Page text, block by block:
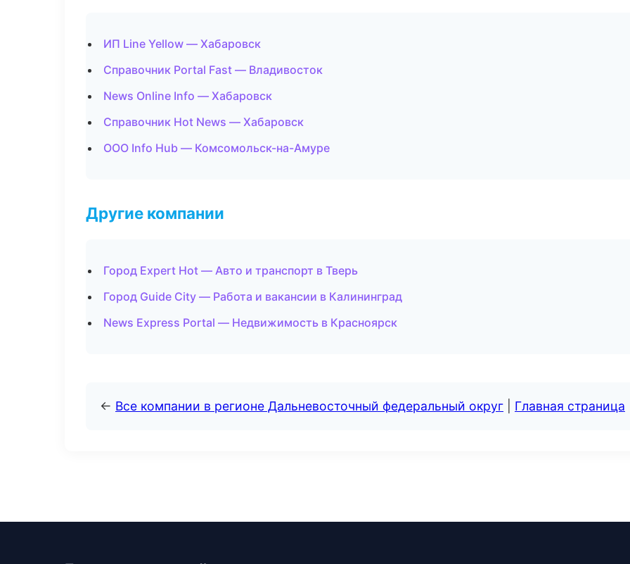
ИП Line Yellow — Хабаровск
Справочник Portal Fast — Владивосток
News Online Info — Хабаровск
Справочник Hot News — Хабаровск
ООО Info Hub — Комсомольск-на-Амуре
Другие компании
Город Expert Hot — Авто и транспорт в Тверь
Город Guide City — Работа и вакансии в Калининград
News Express Portal — Недвижимость в Красноярск
← Все компании в регионе Дальневосточный федеральный округ Главная страница